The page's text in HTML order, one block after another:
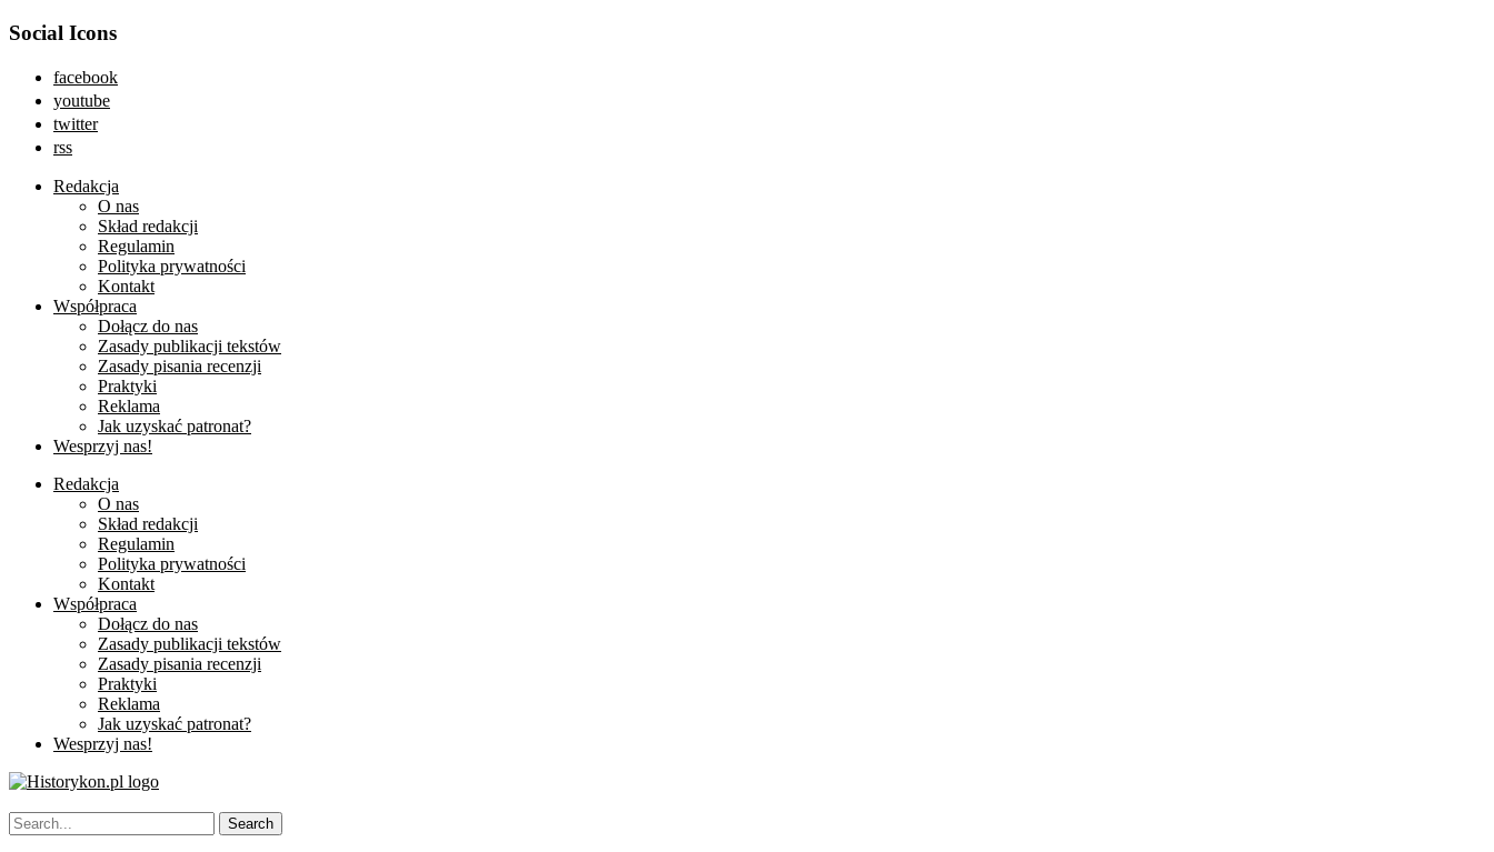
Social Icons
facebook
youtube
twitter
rss
Redakcja
O nas
Skład redakcji
Regulamin
Polityka prywatności
Kontakt
Współpraca
Dołącz do nas
Zasady publikacji tekstów
Zasady pisania recenzji
Praktyki
Reklama
Jak uzyskać patronat?
Wesprzyj nas!
Redakcja
O nas
Skład redakcji
Regulamin
Polityka prywatności
Kontakt
Współpraca
Dołącz do nas
Zasady publikacji tekstów
Zasady pisania recenzji
Praktyki
Reklama
Jak uzyskać patronat?
Wesprzyj nas!